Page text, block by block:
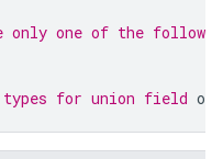
only one of the
for union field